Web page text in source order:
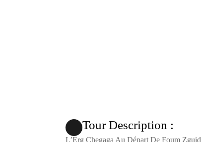
Tour Description :
L’Erg Chegaga Au Départ De Foum Zguid